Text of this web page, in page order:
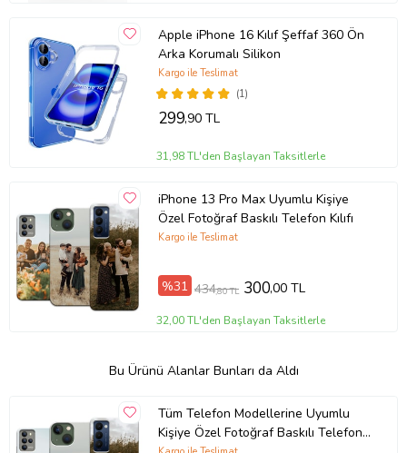
Apple iPhone 16 Kılıf Şeffaf 360 Ön
Arka Korumalı Silikon
(1)
Kargo ile Teslimat
299,90 TL
31,98 TL'den Başlayan Taksitlerle
iPhone 13 Pro Max Uyumlu Kişiye
Özel Fotoğraf Baskılı Telefon Kılıfı
Kargo ile Teslimat
%31 434,80 TL 300,00 TL
32,00 TL'den Başlayan Taksitlerle
Bu Ürünü Alanlar Bunları da Aldı
Tüm Telefon Modellerine Uyumlu
Kişiye Özel Fotoğraf Baskılı Telefon